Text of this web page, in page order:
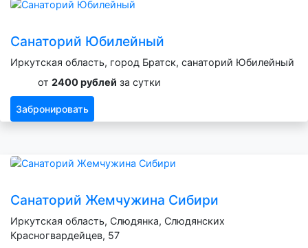
Санаторий Юбилейный
Иркутская область, город Братск, санаторий Юбилейный
от 2400 рублей за сутки
Забронировать
Санаторий Жемчужина Сибири
Иркутская область, Слюдянка, Слюдянских
Красногвардейцев, 57